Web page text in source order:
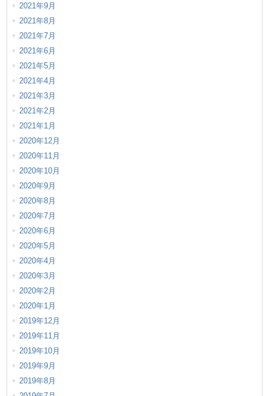
2021年9月
2021年8月
2021年7月
2021年6月
2021年5月
2021年4月
2021年3月
2021年2月
2021年1月
2020年12月
2020年11月
2020年10月
2020年9月
2020年8月
2020年7月
2020年6月
2020年5月
2020年4月
2020年3月
2020年2月
2020年1月
2019年12月
2019年11月
2019年10月
2019年9月
2019年8月